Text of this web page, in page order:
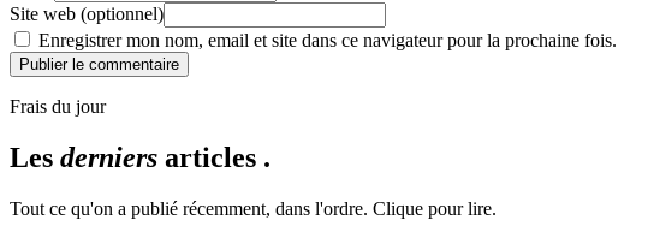
Site web (optionnel)
Enregistrer mon nom, email et site dans ce navigateur pour la prochaine fois.
Publier le commentaire
Frais du jour
Les derniers articles .
Tout ce qu'on a publié récemment, dans l'ordre. Clique pour lire.